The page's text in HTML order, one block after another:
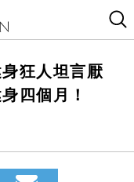
狂人坦言厭
四個月！